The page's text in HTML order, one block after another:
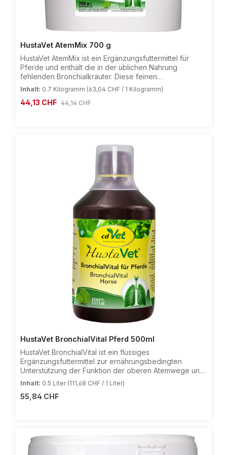
HustaVet AtemMix 700 g
HustaVet AtemMix ist ein Ergänzungsfuttermittel für
Pferde und enthält die in der üblichen Nahrung
fehlenden Bronchialkräuter. Diese feinen
Nahrungsstoffe haben sich zur bedarfsgerechten
Fütterung bei atemwegsempfindlichen Pferden seit
Jahren bewährt. Durch die aus rein natürlichen Quellen
Inhalt: 0.7 Kilogramm (63,04 CHF / 1 Kilogramm)
Verkaufspreis:
44,13 CHF Regulärer Preis:
44,14 CHF
HustaVet BronchialVital Pferd 500ml
HustaVet BronchialVital ist ein flüssiges
Ergänzungsfuttermittel zur ernährungsbedingten
Unterstützung der Funktion der oberen Atemwege und
der Atemwegskondition. HustaVet BronchialVital enthält
ätherische Öle aus Thymian, Fenchel und Anis, die den
Selbstreinigungsmechanismus der Bronchien
Inhalt: 0.5 Liter (111,68 CHF / 1 Liter)
Regulärer Preis:
55,84 CHF